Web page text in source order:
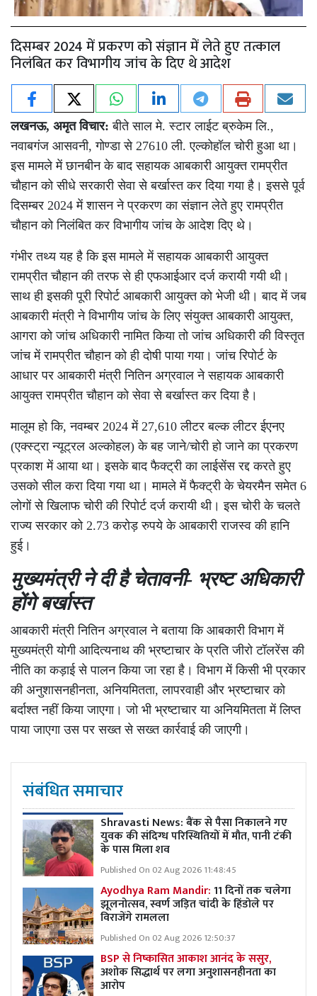
दिसम्बर 2024 में प्रकरण को संज्ञान में लेते हुए तत्काल
निलंबित कर विभागीय जांच के दिए थे आदेश
लखनऊ, अमृत विचार:बीते साल मे. स्टार लाईट ब्रुकेम लि.,
नवाबगंज आसवनी, गोण्डा से 27610 ली. एल्कोहॉल चोरी हुआ था।
इस मामले में छानबीन के बाद सहायक आबकारी आयुक्त रामप्रीत
चौहान को सीधे सरकारी सेवा से बर्खास्त कर दिया गया है। इससे पूर्व
दिसम्बर 2024 में शासन ने प्रकरण का संज्ञान लेते हुए रामप्रीत
चौहान को निलंबित कर विभागीय जांच के आदेश दिए थे।
गंभीर तथ्य यह है कि इस मामले में सहायक आबकारी आयुक्त
रामप्रीत चौहान की तरफ से ही एफआईआर दर्ज करायी गयी थी।
साथ ही इसकी पूरी रिपोर्ट आबकारी आयुक्त को भेजी थी। बाद में जब
आबकारी मंत्री ने विभागीय जांच के लिए संयुक्त आबकारी आयुक्त,
आगरा को जांच अधिकारी नामित किया तो जांच अधिकारी की विस्तृत
जांच में रामप्रीत चौहान को ही दोषी पाया गया। जांच रिपोर्ट के
आधार पर आबकारी मंत्री नितिन अग्रवाल ने सहायक आबकारी
आयुक्त रामप्रीत चौहान को सेवा से बर्खास्त कर दिया है।
मालूम हो कि, नवम्बर 2024 में 27,610 लीटर बल्क लीटर ईएनए
(एक्स्ट्रा न्यूट्रल अल्कोहल) के बह जाने/चोरी हो जाने का प्रकरण
प्रकाश में आया था। इसके बाद फैक्ट्री का लाईसेंस रद्द करते हुए
उसको सील करा दिया गया था। मामले में फैक्ट्री के चेयरमैन समेत 6
लोगों से खिलाफ चोरी की रिपोर्ट दर्ज करायी थी। इस चोरी के चलते
राज्य सरकार को 2.73 करोड़ रुपये के आबकारी राजस्व की हानि
हुई।
मुख्यमंत्री ने दी है चेतावनी- भ्रष्ट अधिकारी
होंगे बर्खास्त
आबकारी मंत्री नितिन अग्रवाल ने बताया कि आबकारी विभाग में
मुख्यमंत्री योगी आदित्यनाथ की भ्रष्टाचार के प्रति जीरो टॉलरेंस की
नीति का कड़ाई से पालन किया जा रहा है। विभाग में किसी भी प्रकार
की अनुशासनहीनता, अनियमितता, लापरवाही और भ्रष्टाचार को
बर्दाश्त नहीं किया जाएगा। जो भी भ्रष्टाचार या अनियमितता में लिप्त
पाया जाएगा उस पर सख्त से सख्त कार्रवाई की जाएगी।
संबंधित समाचार
Shravasti News: बैंक से पैसा निकालने गए
युवक की संदिग्ध परिस्थितियों में मौत, पानी टंकी
के पास मिला शव
Published On 02 Aug 2026 11:48:45
Ayodhya Ram Mandir:11 दिनों तक चलेगा
झूलनोत्सव, स्वर्ण जड़ित चांदी के हिंडोले पर
विराजेंगे रामलला
Published On 02 Aug 2026 12:50:37
BSP से निष्कासित आकाश आनंद के ससुर,
अशोक सिद्धार्थ पर लगा अनुशासनहीनता का
आरोप